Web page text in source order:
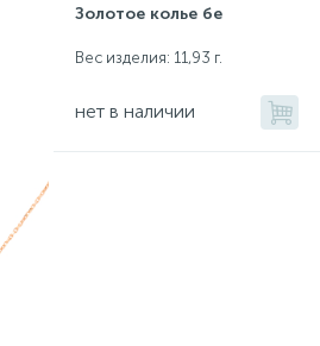
Золотое колье бе
Вес изделия: 11,93 г.
нет в наличии